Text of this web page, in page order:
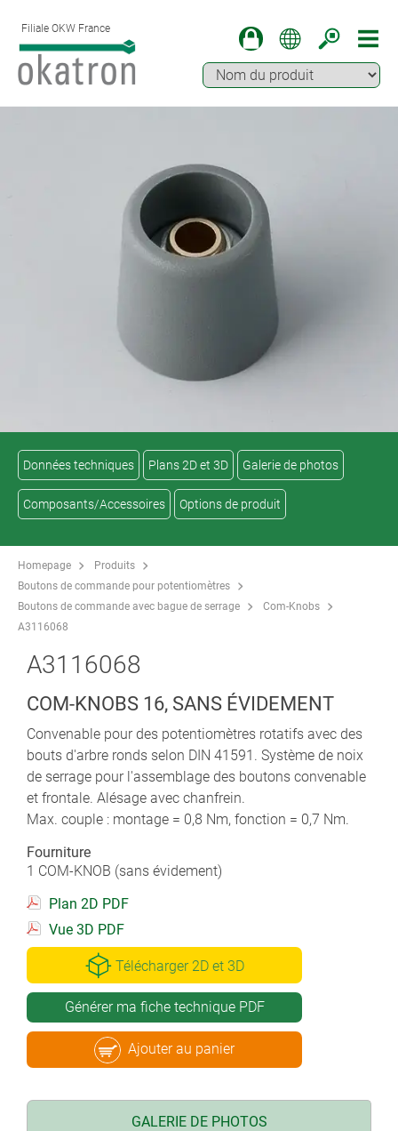
Filiale OKW France
Données techniques Plans 2D et 3D Galerie de photos
Composants/Accessoires Options de produit
Homepage
Produits
Boutons de commande pour potentiomètres
Boutons de commande avec bague de serrage
Com-Knobs
A3116068
A3116068
COM-KNOBS 16, SANS ÉVIDEMENT
Convenable pour des potentiomètres rotatifs avec des
bouts d'arbre ronds selon DIN 41591. Système de noix
de serrage pour l'assemblage des boutons convenable
et frontale. Alésage avec chanfrein.
Max. couple : montage = 0,8 Nm, fonction = 0,7 Nm.
Fourniture
1 COM-KNOB (sans évidement)
Plan 2D PDF
Vue 3D PDF
Télécharger 2D et 3D
Générer ma fiche technique PDF
Ajouter au panier
GALERIE DE PHOTOS